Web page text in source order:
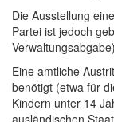
Die Ausstellung
Partei ist jedoch
Eine amtliche
benötigt (etwa für
Kindern unter 14
ausländischen